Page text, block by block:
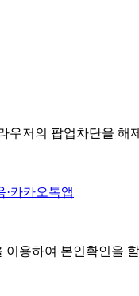
우저의 팝업차단을 해
·카카오톡앱
이용하여 본인확인을